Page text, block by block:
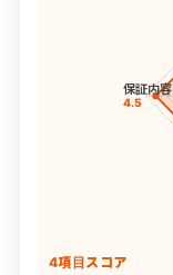
保証内容
4.5
4項目スコア